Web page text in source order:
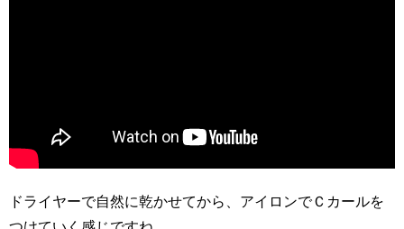
ドライヤーで自然に乾かせてから、アイロンでＣカールを